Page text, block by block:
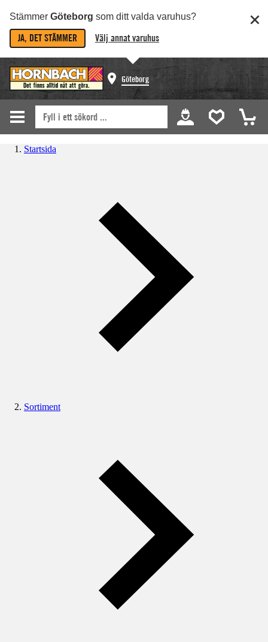
Stämmer Göteborg som ditt valda varuhus?
JA, DET STÄMMER Välj annat varuhus
Göteborg
Startsida
Sortiment